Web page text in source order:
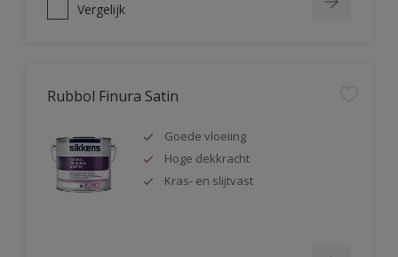
Vergelijk
Rubbol Finura Satin
Goede vloeiing
Hoge dekkracht
Kras- en slijtvast